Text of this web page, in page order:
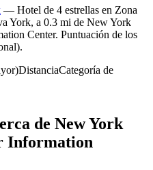
— Hotel de 4 estrellas en Zona
York, a 0.3 mi de New York
Center. Puntuación de los
DistanciaCategoría de
de New York
Information